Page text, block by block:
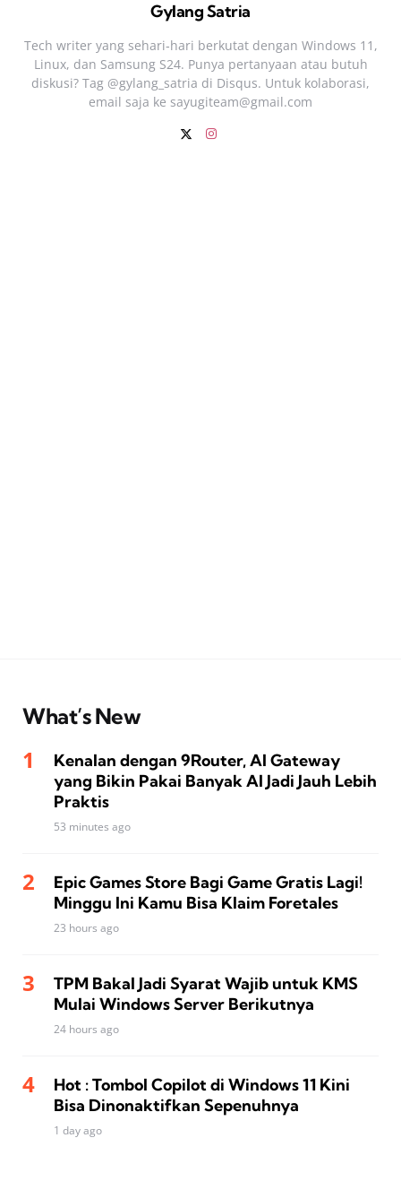
Gylang Satria
Tech writer yang sehari‑hari berkutat dengan Windows 11,
Linux, dan Samsung S24. Punya pertanyaan atau butuh
diskusi? Tag @gylang_satria di Disqus. Untuk kolaborasi,
email saja ke sayugiteam@gmail.com
What’s New
Kenalan dengan 9Router, AI Gateway
yang Bikin Pakai Banyak AI Jadi Jauh Lebih
Praktis
53 minutes ago
Epic Games Store Bagi Game Gratis Lagi!
Minggu Ini Kamu Bisa Klaim Foretales
23 hours ago
TPM Bakal Jadi Syarat Wajib untuk KMS
Mulai Windows Server Berikutnya
24 hours ago
Hot : Tombol Copilot di Windows 11 Kini
Bisa Dinonaktifkan Sepenuhnya
1 day ago